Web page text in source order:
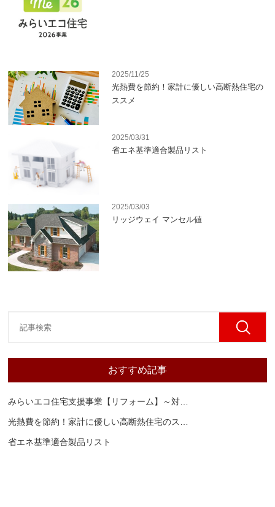
2025/11/25
光熱費を節約！家計に優しい高断熱住宅の
ススメ
2025/03/31
省エネ基準適合製品リスト
2025/03/03
リッジウェイ マンセル値
おすすめ記事
みらいエコ住宅支援事業【リフォーム】～対
光熱費を節約！家計に優しい高断熱住宅のス
省エネ基準適合製品リスト